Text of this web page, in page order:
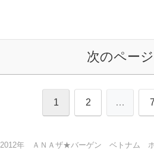
次のページ
1 2 … 7
2012年 ＡＮＡザ★バーゲン ベトナム ホ